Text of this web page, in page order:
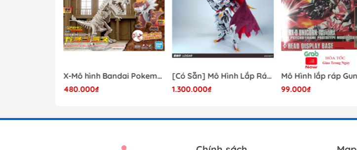
X-Mô hình Bandai Pokemon PLAMO COLLECTION Fossil Pokemon Series Tyrantrum
480.000₫
[Có Sẵn] Mô Hình Lắp Ráp 1/60 Barbatos Logar Wolf Remains Meavy Industries
1.300.000₫
99.000₫